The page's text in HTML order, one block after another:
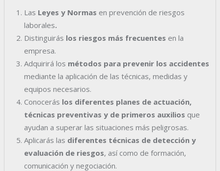
Las Leyes y Normas en prevención de riesgos
laborales.
Distinguirás los riesgos más frecuentes en la
empresa.
Adquirirá los métodos para prevenir los accidentes
mediante la aplicación de las técnicas, medidas y
equipos necesarios.
Conocerás los diferentes planes de actuación,
técnicas preventivas y de primeros auxilios que
ayudan a superar las situaciones más peligrosas.
Aplicarás las diferentes técnicas de detección y
evaluación de riesgos, así como de formación,
comunicación y negociación.